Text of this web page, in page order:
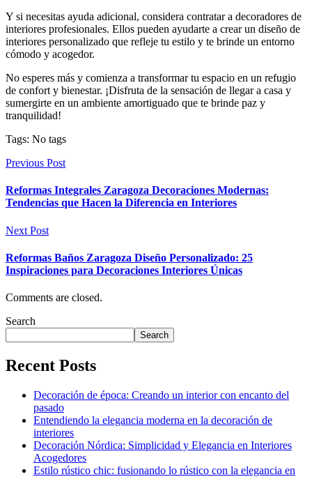
Y si necesitas ayuda adicional, considera contratar a decoradores de
interiores profesionales. Ellos pueden ayudarte a crear un diseño de
interiores personalizado que refleje tu estilo y te brinde un entorno
cómodo y acogedor.
No esperes más y comienza a transformar tu espacio en un refugio
de confort y bienestar. ¡Disfruta de la sensación de llegar a casa y
sumergirte en un ambiente amortiguado que te brinde paz y
tranquilidad!
Tags: No tags
Previous Post
Reformas Integrales Zaragoza Decoraciones Modernas:
Tendencias que Hacen la Diferencia en Interiores
Next Post
Reformas Baños Zaragoza Diseño Personalizado: 25
Inspiraciones para Decoraciones Interiores Únicas
Comments are closed.
Search
Search
Recent Posts
Decoración de época: Creando un interior con encanto del
pasado
Entendiendo la elegancia moderna en la decoración de
interiores
Decoración Nórdica: Simplicidad y Elegancia en Interiores
Acogedores
Estilo rústico chic: fusionando lo rústico con la elegancia en